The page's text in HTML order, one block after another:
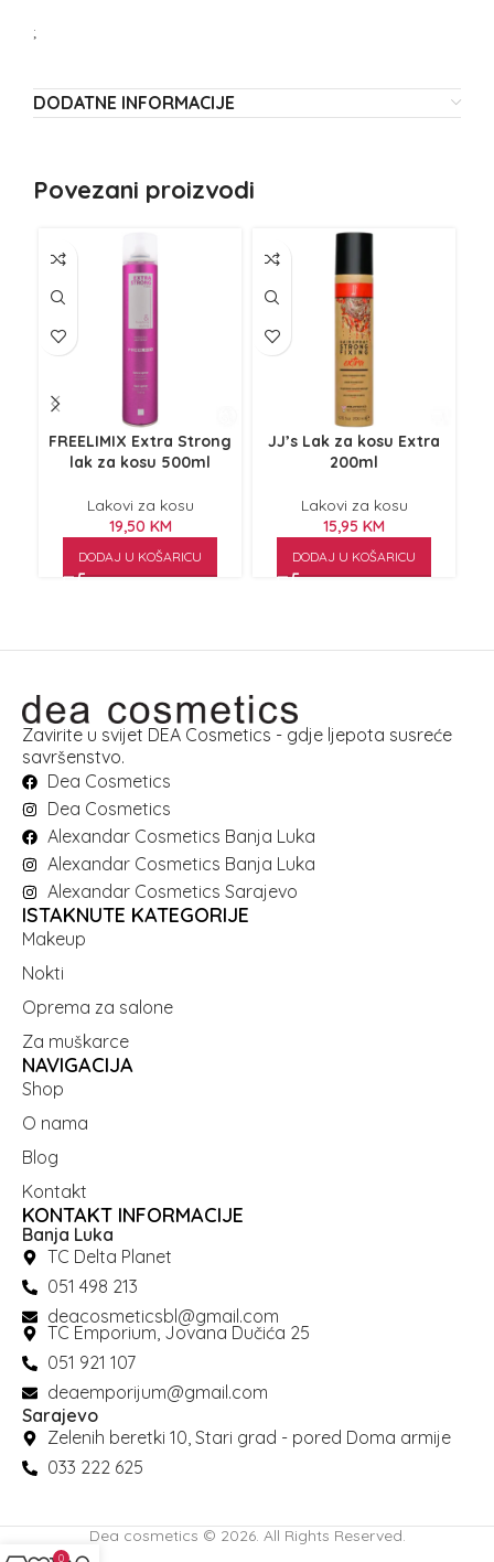
;
DODATNE INFORMACIJE
Povezani proizvodi
FREELIMIX Extra Strong
lak za kosu 500ml
Lakovi za kosu
19,50 KM
DODAJ U KOŠARICU
JJ’s Lak za kosu Extra
200ml
Lakovi za kosu
15,95 KM
DODAJ U KOŠARICU
Zavirite u svijet DEA Cosmetics - gdje ljepota susreće
savršenstvo.
Dea Cosmetics
Dea Cosmetics
Alexandar Cosmetics Banja Luka
Alexandar Cosmetics Banja Luka
Alexandar Cosmetics Sarajevo
ISTAKNUTE KATEGORIJE
Makeup
Nokti
Oprema za salone
Za muškarce
NAVIGACIJA
Shop
O nama
Blog
Kontakt
KONTAKT INFORMACIJE
Banja Luka
TC Delta Planet
051 498 213
deacosmeticsbl@gmail.com
TC Emporium, Jovana Dučića 25
051 921 107
deaemporijum@gmail.com
Sarajevo
Zelenih beretki 10, Stari grad - pored Doma armije
033 222 625
Dea cosmetics © 2026. All Rights Reserved.
0